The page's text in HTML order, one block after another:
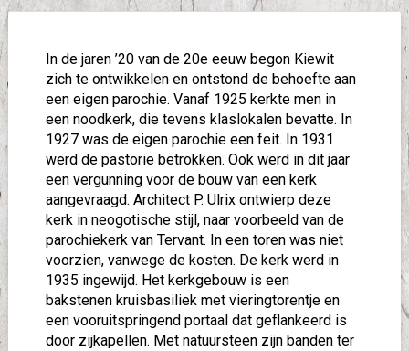
In de jaren ’20 van de 20e eeuw begon Kiewit
zich te ontwikkelen en ontstond de behoefte aan
een eigen parochie. Vanaf 1925 kerkte men in
een noodkerk, die tevens klaslokalen bevatte. In
1927 was de eigen parochie een feit. In 1931
werd de pastorie betrokken. Ook werd in dit jaar
een vergunning voor de bouw van een kerk
aangevraagd. Architect P. Ulrix ontwierp deze
kerk in neogotische stijl, naar voorbeeld van de
parochiekerk van Tervant. In een toren was niet
voorzien, vanwege de kosten. De kerk werd in
1935 ingewijd. Het kerkgebouw is een
bakstenen kruisbasiliek met vieringtorentje en
een vooruitspringend portaal dat geflankeerd is
door zijkapellen. Met natuursteen zijn banden ter